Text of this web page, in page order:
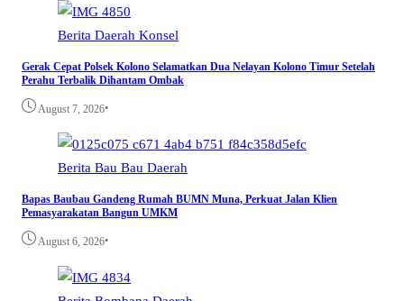
Berita Daerah Konsel
Gerak Cepat Polsek Kolono Selamatkan Dua Nelayan Kolono Timur Setelah
Perahu Terbalik Dihantam Ombak
August 7, 2026•
Berita Bau Bau Daerah
Bapas Baubau Gandeng Rumah BUMN Muna, Perkuat Jalan Klien
Pemasyarakatan Bangun UMKM
August 6, 2026•